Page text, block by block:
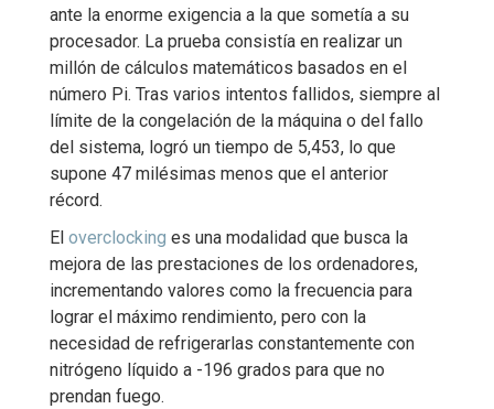
ante la enorme exigencia a la que sometía a su
procesador. La prueba consistía en realizar un
millón de cálculos matemáticos basados en el
número Pi. Tras varios intentos fallidos, siempre al
límite de la congelación de la máquina o del fallo
del sistema, logró un tiempo de 5,453, lo que
supone 47 milésimas menos que el anterior
récord.
El overclocking es una modalidad que busca la
mejora de las prestaciones de los ordenadores,
incrementando valores como la frecuencia para
lograr el máximo rendimiento, pero con la
necesidad de refrigerarlas constantemente con
nitrógeno líquido a -196 grados para que no
prendan fuego.